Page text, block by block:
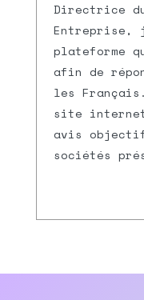
Directrice
Entreprise,
plateforme
afin de
les
site
avis
sociétés